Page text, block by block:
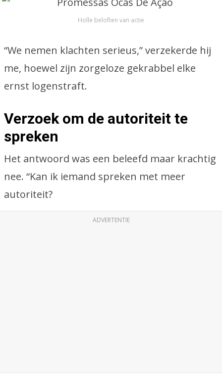
Holle beloften van actie
“We nemen klachten serieus,” verzekerde hij
me, hoewel zijn zorgeloze gekrabbel elke
ernst logenstraft.
Verzoek om de autoriteit te
spreken
Het antwoord was een beleefd maar krachtig
nee. “Kan ik iemand spreken met meer
autoriteit?
ADVERTENTIE